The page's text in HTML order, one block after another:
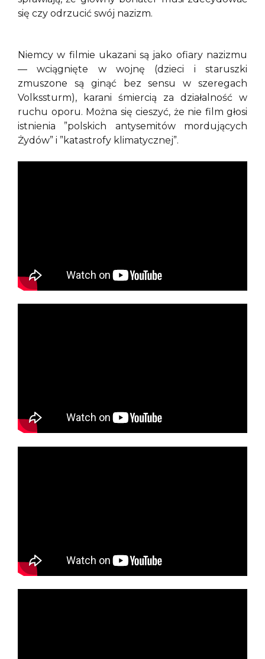
się czy odrzucić swój nazizm.
Niemcy w filmie ukazani są jako ofiary nazizmu
— wciągnięte w wojnę (dzieci i staruszki
zmuszone są ginąć bez sensu w szeregach
Volkssturm), karani śmiercią za działalność w
ruchu oporu. Można się cieszyć, że nie film głosi
istnienia ”polskich antysemitów mordujących
Żydów” i ”katastrofy klimatycznej”.